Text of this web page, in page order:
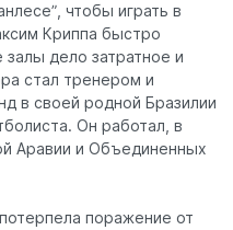
чтобы играть в
Криппа быстро
дело затратное и
стал тренером и
в своей родной Бразилии
Он работал, в
Аравии и Объединенных
поражение от